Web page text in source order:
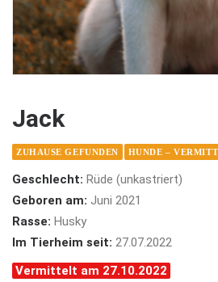
Jack
ZUHAUSE GEFUNDEN HUNDE –
Geschlecht: Rüde (unkastriert)
Geboren am: Juni 2021
Rasse: Husky
Im Tierheim seit: 27.07.2022
Vermittelt am 27.10.2022